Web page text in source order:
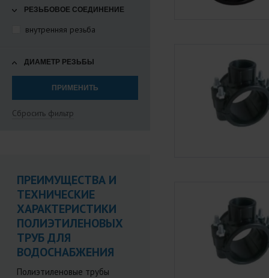
РЕЗЬБОВОЕ СОЕДИНЕНИЕ
внутренняя резьба
ДИАМЕТР РЕЗЬБЫ
Сбросить фильтр
ПРЕИМУЩЕСТВА И
ТЕХНИЧЕСКИЕ
ХАРАКТЕРИСТИКИ
ПОЛИЭТИЛЕНОВЫХ
ТРУБ ДЛЯ
ВОДОСНАБЖЕНИЯ
Полиэтиленовые трубы